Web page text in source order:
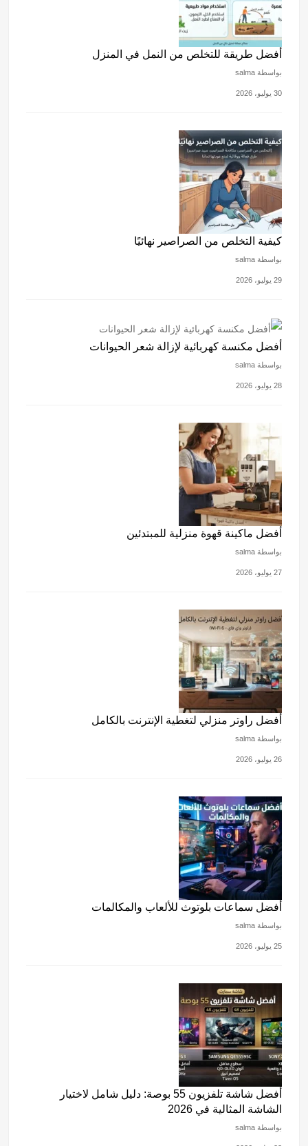
أفضل طريقة للتخلص من النمل في المنزل
بواسطة salma
30 يوليو، 2026
كيفية التخلص من الصراصير نهائيًا
بواسطة salma
29 يوليو، 2026
أفضل مكنسة كهربائية لإزالة شعر الحيوانات
بواسطة salma
28 يوليو، 2026
أفضل ماكينة قهوة منزلية للمبتدئين
بواسطة salma
27 يوليو، 2026
أفضل راوتر منزلي لتغطية الإنترنت بالكامل
بواسطة salma
26 يوليو، 2026
أفضل سماعات بلوتوث للألعاب والمكالمات
بواسطة salma
25 يوليو، 2026
أفضل شاشة تلفزيون 55 بوصة: دليل شامل لاختيار
الشاشة المثالية في 2026
بواسطة salma